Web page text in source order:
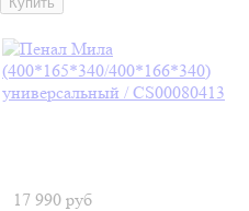
17 990 руб